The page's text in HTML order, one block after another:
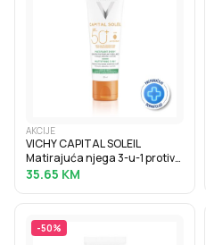
AKCIJE
VICHY CAPITAL SOLEIL
Matirajuća njega 3-u-1 protiv
masnog sjaja SPF50+, 50 ml
35.65 KM
-50%